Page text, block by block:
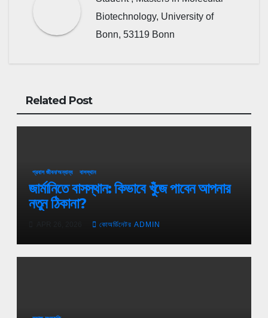
Biotechnology, University of
Bonn, 53119 Bonn
Related Post
প্রবাস জীবন/অন্যান্য বাসস্থান
জার্মানিতে বাসস্থান: কিভাবে খুঁজে পাবেন আপনার
নতুন ঠিকানা?
কোঅর্ডিনেটর ADMIN